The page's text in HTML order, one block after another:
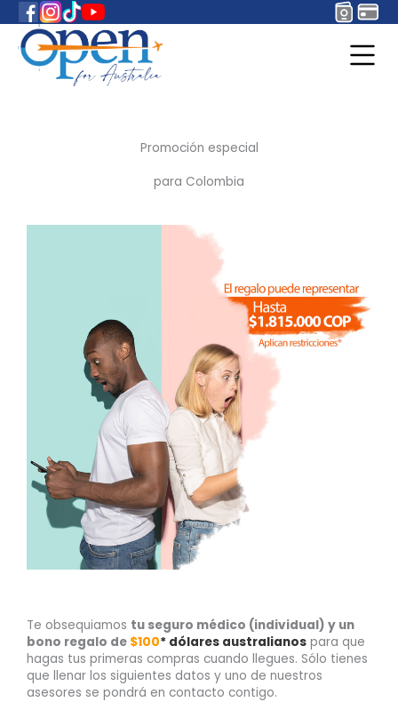
Promoción especial
para Colombia
Te obsequiamos tu seguro médico (individual) y un
bono regalo de $100* dólares australianos para que
hagas tus primeras compras cuando llegues. Sólo tienes
que llenar los siguientes datos y uno de nuestros
asesores se pondrá en contacto contigo.